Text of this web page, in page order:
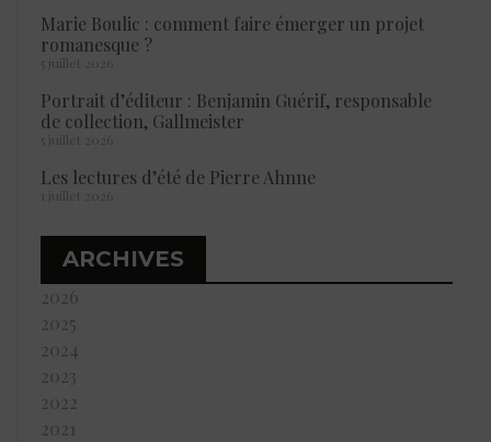
Marie Boulic : comment faire émerger un projet
romanesque ?
5 juillet 2026
Portrait d’éditeur : Benjamin Guérif, responsable
de collection, Gallmeister
5 juillet 2026
Les lectures d’été de Pierre Ahnne
1 juillet 2026
ARCHIVES
2026
2025
2024
2023
2022
2021